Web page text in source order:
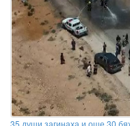
35 души загинаха и още 30